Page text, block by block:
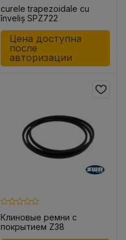
curele trapezoidale cu
înveliș SPZ722
Цена доступна
после
авторизации
Клиновые ремни с
покрытием Z38